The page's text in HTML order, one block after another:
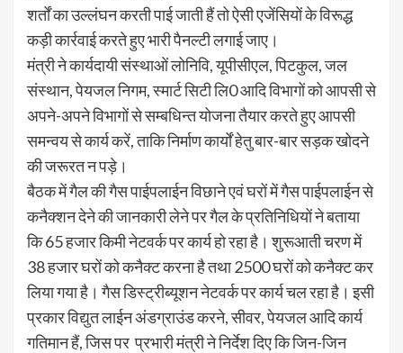
शर्तों का उल्लंघन करती पाई जाती हैं तो ऐसी एजेंसियों के विरूद्ध
कड़ी कार्रवाई करते हुए भारी पैनल्टी लगाई जाए।
मंत्री ने कार्यदायी संस्थाओं लोनिवि, यूपीसीएल, पिटकुल, जल
संस्थान, पेयजल निगम, स्मार्ट सिटी लि0 आदि विभागों को आपसी से
अपने-अपने विभागों से सम्बधिन्त योजना तैयार करते हुए आपसी
समन्वय से कार्य करें, ताकि निर्माण कार्यों हेतु बार-बार सड़क खोदने
की जरूरत न पड़े।
बैठक में गैल की गैस पाईपलाईन विछाने एवं घरों में गैस पाईपलाईन से
कनैक्शन देने की जानकारी लेने पर गैल के प्रतिनिधियों ने बताया
कि 65 हजार किमी नेटवर्क पर कार्य हो रहा है। शुरूआती चरण में
38 हजार घरों को कनैक्ट करना है तथा 2500 घरों को कनैक्ट कर
लिया गया है। गैस डिस्ट्रीब्यूशन नेटवर्क पर कार्य चल रहा है। इसी
प्रकार विद्युत लाईन अंडग्राउंड करने, सीवर, पेयजल आदि कार्य
गतिमान हैं, जिस पर प्रभारी मंत्री ने निर्देश दिए कि जिन-जिन